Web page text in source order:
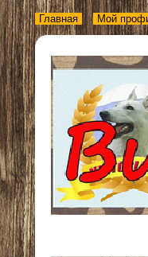
Главная Мой